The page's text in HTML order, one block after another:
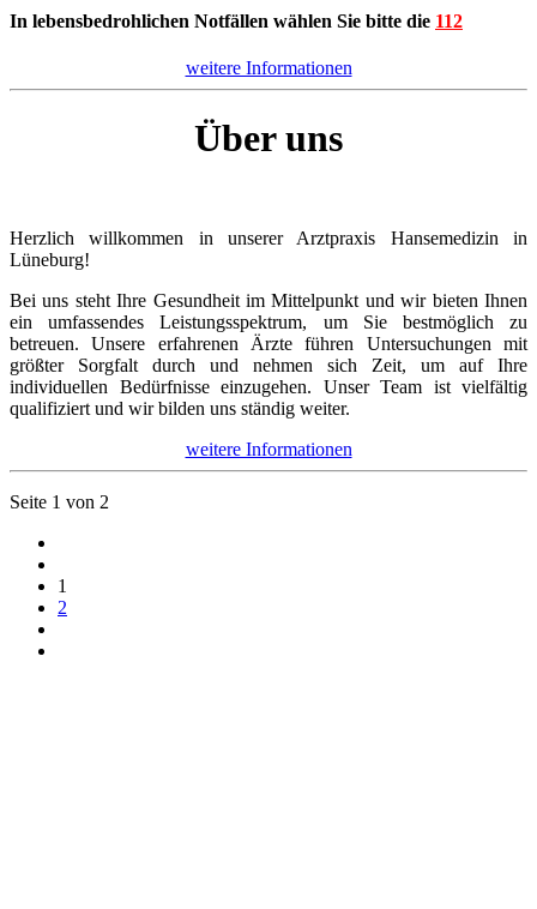
In lebensbedrohlichen Notfällen wählen Sie bitte die 112
weitere Informationen
Über uns
Herzlich willkommen in unserer Arztpraxis Hansemedizin in
Lüneburg!
Bei uns steht Ihre Gesundheit im Mittelpunkt und wir bieten Ihnen
ein umfassendes Leistungsspektrum, um Sie bestmöglich zu
betreuen. Unsere erfahrenen Ärzte führen Untersuchungen mit
größter Sorgfalt durch und nehmen sich Zeit, um auf Ihre
individuellen Bedürfnisse einzugehen. Unser Team ist vielfältig
qualifiziert und wir bilden uns ständig weiter.
weitere Informationen
Seite 1 von 2
1
2